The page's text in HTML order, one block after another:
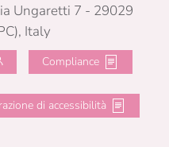
Ungaretti 7 - 29029
Italy
Compliance
di accessibilità